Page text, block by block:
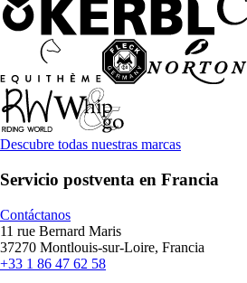
Descubre todas nuestras marcas
Servicio postventa en Francia
Contáctanos
11 rue Bernard Maris
37270 Montlouis-sur-Loire, Francia
+33 1 86 47 62 58